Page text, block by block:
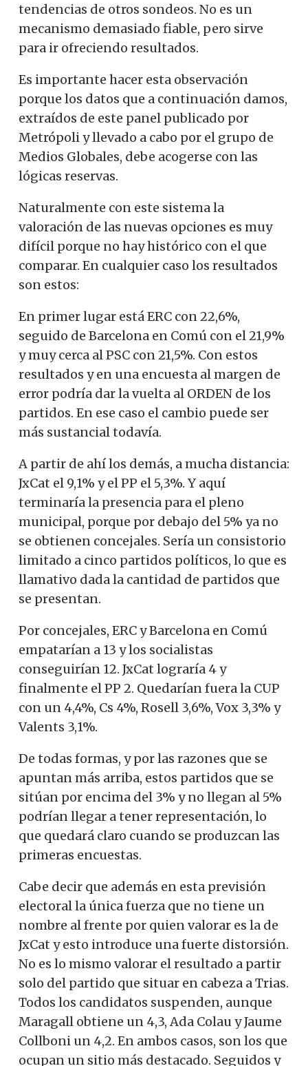
tendencias de otros sondeos. No es un
mecanismo demasiado fiable, pero sirve
para ir ofreciendo resultados.
Es importante hacer esta observación
porque los datos que a continuación damos,
extraídos de este panel publicado por
Metrópoli y llevado a cabo por el grupo de
Medios Globales, debe acogerse con las
lógicas reservas.
Naturalmente con este sistema la
valoración de las nuevas opciones es muy
difícil porque no hay histórico con el que
comparar. En cualquier caso los resultados
son estos:
En primer lugar está ERC con 22,6%,
seguido de Barcelona en Comú con el 21,9%
y muy cerca al PSC con 21,5%. Con estos
resultados y en una encuesta al margen de
error podría dar la vuelta al ORDEN de los
partidos. En ese caso el cambio puede ser
más sustancial todavía.
A partir de ahí los demás, a mucha distancia:
JxCat el 9,1% y el PP el 5,3%. Y aquí
terminaría la presencia para el pleno
municipal, porque por debajo del 5% ya no
se obtienen concejales. Sería un consistorio
limitado a cinco partidos políticos, lo que es
llamativo dada la cantidad de partidos que
se presentan.
Por concejales, ERC y Barcelona en Comú
empatarían a 13 y los socialistas
conseguirían 12. JxCat lograría 4 y
finalmente el PP 2. Quedarían fuera la CUP
con un 4,4%, Cs 4%, Rosell 3,6%, Vox 3,3% y
Valents 3,1%.
De todas formas, y por las razones que se
apuntan más arriba, estos partidos que se
sitúan por encima del 3% y no llegan al 5%
podrían llegar a tener representación, lo
que quedará claro cuando se produzcan las
primeras encuestas.
Cabe decir que además en esta previsión
electoral la única fuerza que no tiene un
nombre al frente por quien valorar es la de
JxCat y esto introduce una fuerte distorsión.
No es lo mismo valorar el resultado a partir
solo del partido que situar en cabeza a Trias.
Todos los candidatos suspenden, aunque
Maragall obtiene un 4,3, Ada Colau y Jaume
Collboni un 4,2. En ambos casos, son los que
ocupan un sitio más destacado. Seguidos y